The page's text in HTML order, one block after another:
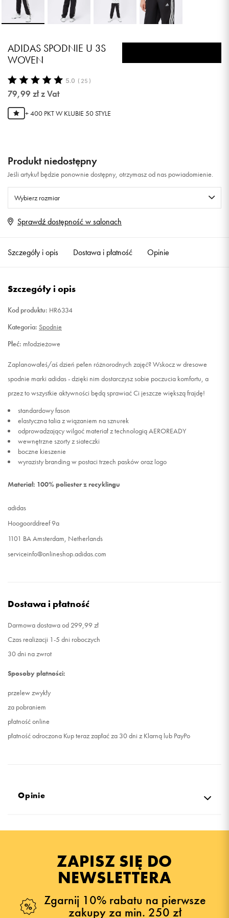
ADIDAS SPODNIE U 3S
WOVEN
5.0 ( 25 )
79,99 złz Vat
+ 400 PKT W KLUBIE 50 STYLE
Produkt niedostępny
Jeśli artykuł będzie ponownie dostępny, otrzymasz od nas powiadomienie.
Wybierz rozmiar
140 Powiadom o dostępności
152 Powiadom o dostępności
176
Sprawdź dostępność w salonach
Szczegóły i opis Dostawa i płatność Opinie
Szczegóły i opis
Kod produktu: HR6334
Kategoria: Spodnie
Płeć: młodzieżowe
Zaplanowałeś/aś dzień pełen różnorodnych zajęć? Wskocz w dresowe
spodnie marki adidas - dzięki nim dostarczysz sobie poczucia komfortu, a
przez to wszystkie aktywności będą sprawiać Ci jeszcze większą frajdę!
standardowy fason
elastyczna talia z wiązaniem na sznurek
odprowadzający wilgoć materiał z technologią AEROREADY
wewnętrzne szorty z siateczki
boczne kieszenie
wyrazisty branding w postaci trzech pasków oraz logo
Materiał: 100% poliester z recyklingu
adidas
Hoogoorddreef 9a
1101 BA Amsterdam, Netherlands
serviceinfo@onlineshop.adidas.com
Dostawa i płatność
Darmowa dostawa od 299,99 zł
Czas realizacji 1-5 dni roboczych
30 dni na zwrot
Sposoby płatności:
przelew zwykły
za pobraniem
płatność online
płatność odroczona Kup teraz zapłać za 30 dni z Klarną lub PayPo
Opinie
5.0
zebranych i zweryfikowanych przez
ZAPISZ SIĘ DO
NEWSLETTERA
Zgarnij 10% rabatu na pierwsze
zakupy za min. 250 zł